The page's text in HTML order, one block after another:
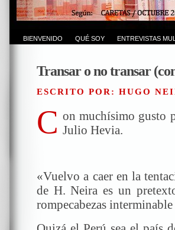
BIENVENIDO QUÉ SOY ENTREVISTAS
Transar o no transar
ESCRITO POR: HUGO
C on muchísimo gusto
Julio Hevia.
«Vuelvo a caer en la
de H. Neira es un
rompecabezas